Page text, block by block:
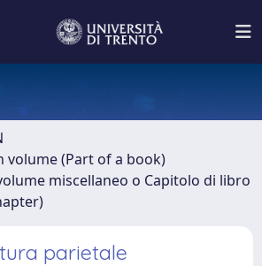
volume (Part of a book)
miscellaneo o Capitolo di libro
parietale